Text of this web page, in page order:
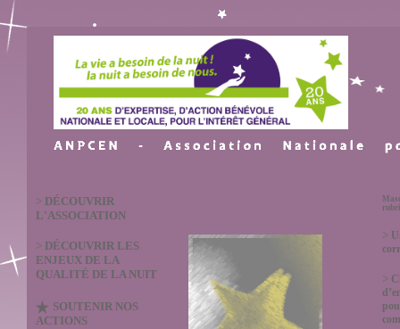
> DÉCOUVRIR
L'ASSOCIATION
> DÉCOUVRIR LES
ENJEUX DE LA
QUALITÉ DE LA NUIT
SOUTENIR NOS
ACTIONS
>
>